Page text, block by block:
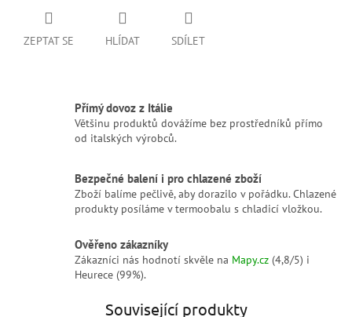
ZEPTAT SE HLÍDAT SDÍLET
Přímý dovoz z Itálie
Většinu produktů dovážíme bez prostředníků přímo
od italských výrobců.
Bezpečné balení i pro chlazené zboží
Zboží balíme pečlivě, aby dorazilo v pořádku. Chlazené
produkty posíláme v termoobalu s chladicí vložkou.
Ověřeno zákazníky
Zákazníci nás hodnotí skvěle na Mapy.cz (4,8/5) i
Heurece (99%).
Související produkty